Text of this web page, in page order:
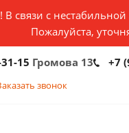
связи с
Пожалуйста,
15 Громова 13 +7
звонок